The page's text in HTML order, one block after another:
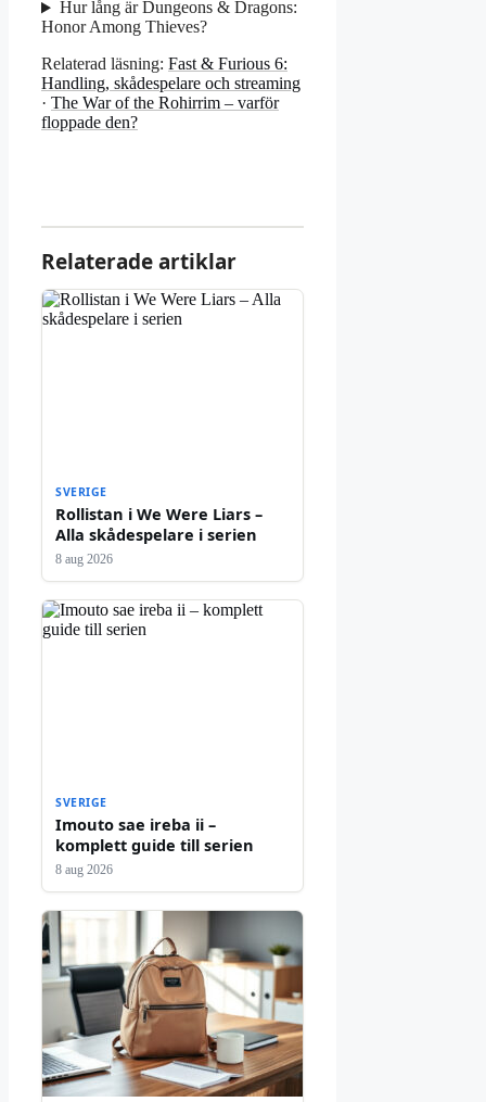
Hur lång är Dungeons & Dragons:
Honor Among Thieves?
Relaterad läsning: Fast & Furious 6:
Handling, skådespelare och streaming
· The War of the Rohirrim – varför
floppade den?
Relaterade artiklar
SVERIGE
Rollistan i We Were Liars –
Alla skådespelare i serien
8 aug 2026
SVERIGE
Imouto sae ireba ii –
komplett guide till serien
8 aug 2026